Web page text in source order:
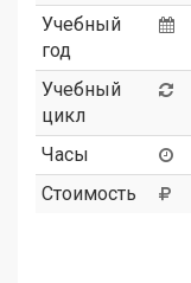
Учебный
год
Учебный
цикл
Часы
Стоимость